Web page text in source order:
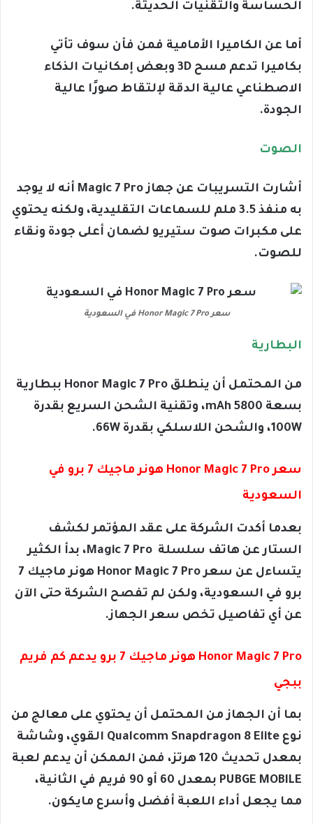
الحساسة والتقنيات الحديثة.
أما عن الكاميرا الأمامية فمن فأن سوف تأتي
بكاميرا تدعم مسح 3D وبعض إمكانيات الذكاء
الاصطناعي عالية الدقة لإلتقاط صورًا عالية
الجودة.
الصوت
أشارت التسريبات عن جهاز Magic 7 Pro أنه لا يوجد
به منفذ 3.5 ملم للسماعات التقليدية، ولكنه يحتوي
على مكبرات صوت ستيريو لضمان أعلى جودة ونقاء
للصوت.
سعر Honor Magic 7 Pro في السعودية
البطارية
من المحتمل أن ينطلق Honor Magic 7 Pro ببطارية
بسعة 5800 mAh، وتقنية الشحن السريع بقدرة
100W، والشحن اللاسلكي بقدرة 66W.
سعر Honor Magic 7 Pro هونر ماجيك 7 برو في
السعودية
بعدما أكدت الشركة على عقد المؤتمر لكشف
الستار عن هاتف سلسلة Magic 7 Pro، بدأ الكثير
يتساءل عن سعر Honor Magic 7 Pro هونر ماجيك 7
برو في السعودية، ولكن لم تفصح الشركة حتى الآن
عن أي تفاصيل تخص سعر الجهاز.
Honor Magic 7 Pro هونر ماجيك 7 برو يدعم كم فريم
ببجي
بما أن الجهاز من المحتمل أن يحتوي على معالج من
نوع Qualcomm Snapdragon 8 Elite القوي، وشاشة
بمعدل تحديث 120 هرتز، فمن الممكن أن يدعم لعبة
PUBGE MOBILE بمعدل 60 أو 90 فريم في الثانية،
مما يجعل أداء اللعبة أفضل وأسرع مايكون.